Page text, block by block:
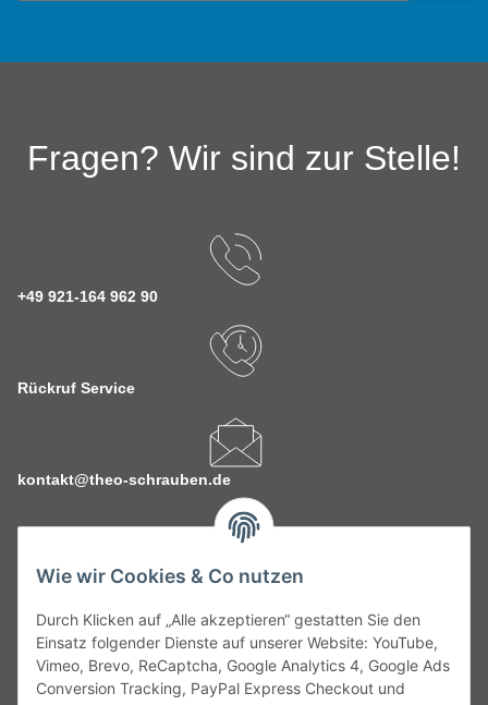
Wie wir Cookies & Co nutzen
Durch Klicken auf „Alle akzeptieren“ gestatten Sie den
Einsatz folgender Dienste auf unserer Website: YouTube,
Vimeo, Brevo, ReCaptcha, Google Analytics 4, Google Ads
Conversion Tracking, PayPal Express Checkout und
Fragen? Wir sind zur Stelle!
+49 921-164 962 90
Rückruf Service
kontakt@theo-schrauben.de
Service
Gesetzliche Informationen